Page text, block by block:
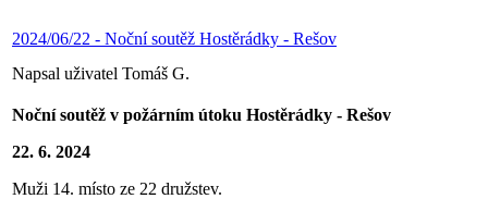
2024/06/22 - Noční soutěž Hostěrádky - Rešov
Napsal uživatel Tomáš G.
Noční soutěž v požárním útoku Hostěrádky - Rešov
22. 6. 2024
Muži 14. místo ze 22 družstev.